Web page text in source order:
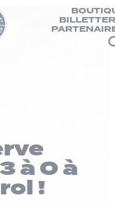
à 0 à
!